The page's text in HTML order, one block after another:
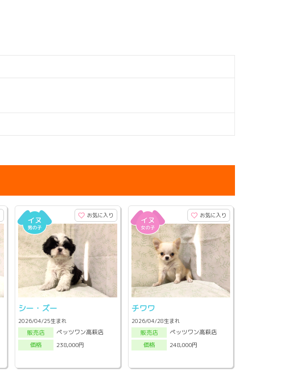
お気に入り
シー・ズー
2026/04/25生まれ
販売店
ペッツワン高萩店
価格
238,000円
お気に入り
チワワ
2026/04/28生まれ
販売店
ペッツワン高萩店
価格
248,000円